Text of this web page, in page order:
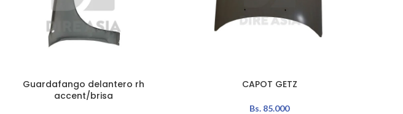
AÑADIR AL CARRITO
Guardafango delantero rh
accent/brisa
CAPOT GETZ
Bs. 85.000